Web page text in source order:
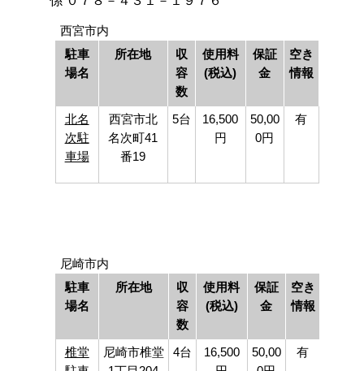
西宮市内
駐車
場名
所在地
収
容
数
使用料
(税込)
保証
金
空き
情報
北名
次駐
車場
西宮市北
名次町41
番19
5台
16,500
円
50,00
0円
有
尼崎市内
駐車
場名
所在地
収
容
数
使用料
(税込)
保証
金
空き
情報
椎堂
尼崎市椎堂
4台
16,500
50,00
有